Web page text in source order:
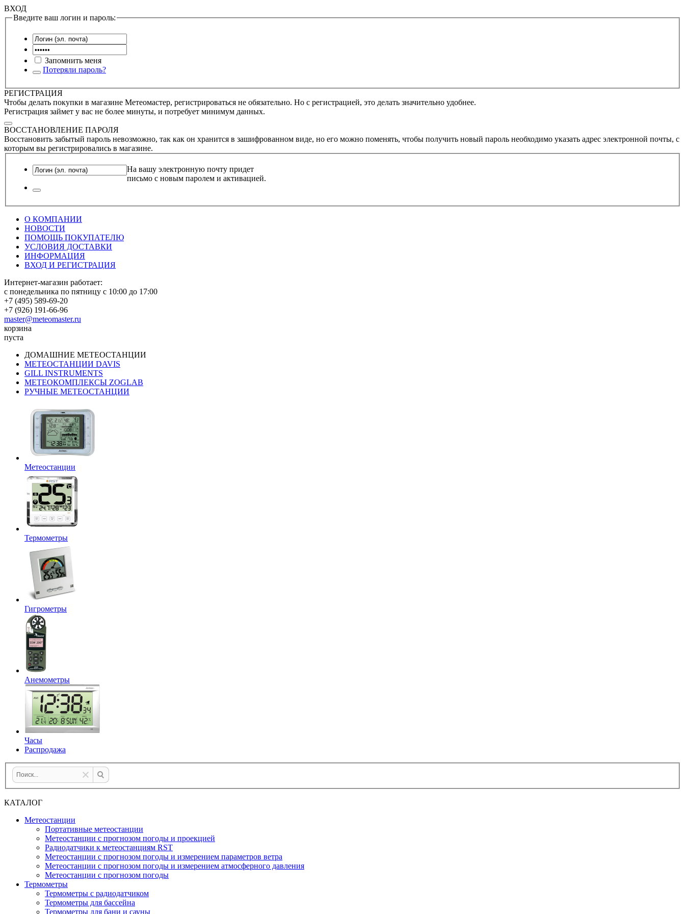
ВХОД
Введите ваш логин и пароль:
Запомнить меня
Потеряли пароль?
РЕГИСТРАЦИЯ
Чтобы делать покупки в магазине Метеомастер, регистрироваться не обязательно. Но с регистрацией, это делать значительно удобнее.
Регистрация займет у вас не более минуты, и потребует минимум данных.
ВОССТАНОВЛЕНИЕ ПАРОЛЯ
Восстановить забытый пароль невозможно, так как он хранится в зашифрованном виде, но его можно поменять, чтобы получить новый пароль необходимо указать адрес электронной почты, с
которым вы регистрировались в магазине.
На вашу электронную почту придет
письмо с новым паролем и активацией.
О КОМПАНИИ
НОВОСТИ
ПОМОЩЬ ПОКУПАТЕЛЮ
УСЛОВИЯ ДОСТАВКИ
ИНФОРМАЦИЯ
ВХОД И РЕГИСТРАЦИЯ
Интернет-магазин работает:
с понедельника по пятницу с 10:00 до 17:00
+7 (495) 589-69-20
+7 (926) 191-66-96
master@meteomaster.ru
корзина
пуста
ДОМАШНИЕ МЕТЕОСТАНЦИИ
МЕТЕОСТАНЦИИ DAVIS
GILL INSTRUMENTS
МЕТЕОКОМПЛЕКСЫ ZOGLAB
РУЧНЫЕ МЕТЕОСТАНЦИИ
Метеостанции
Термометры
Гигрометры
Анемометры
Часы
Распродажа
КАТАЛОГ
Метеостанции
Портативные метеостанции
Метеостанции с прогнозом погоды и проекцией
Радиодатчики к метеостанциям RST
Метеостанции с прогнозом погоды и измерением параметров ветра
Метеостанции с прогнозом погоды и измерением атмосферного давления
Метеостанции с прогнозом погоды
Термометры
Термометры с радиодатчиком
Термометры для бассейна
Термометры для бани и сауны